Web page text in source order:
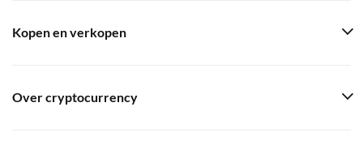
Kopen en verkopen
Over cryptocurrency